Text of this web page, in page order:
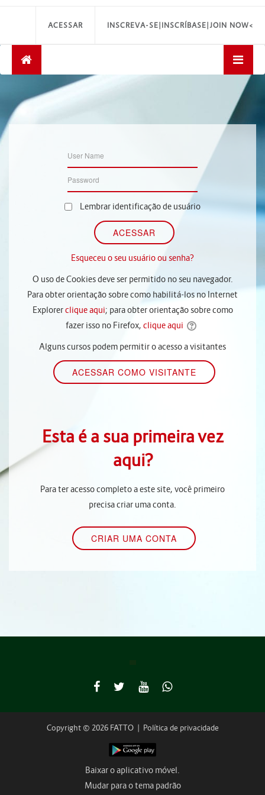
INSCREVA-SE|INSCRÍBASE|JOIN NOW<
ACESSAR
Lembrar identificação de usuário
Esqueceu o seu usuário ou senha?
O uso de Cookies deve ser permitido no seu navegador.
Para obter orientação sobre como habilitá-los no Internet
Explorerclique aqui; para obter orientação sobre como
fazer isso no Firefox, clique aqui
Alguns cursos podem permitir o acesso a visitantes
Esta é a sua primeira vez
aqui?
Para ter acesso completo a este site, você primeiro
precisa criar uma conta.
Copyright © 2026 FATTO | Política de privacidade
Baixar o aplicativo móvel.
Mudar para o tema padrão